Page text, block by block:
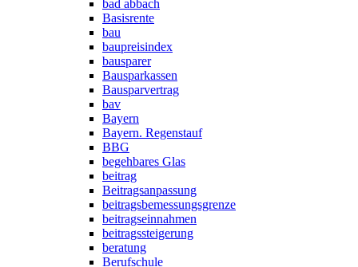
bad abbach
Basisrente
bau
baupreisindex
bausparer
Bausparkassen
Bausparvertrag
bav
Bayern
Bayern. Regenstauf
BBG
begehbares Glas
beitrag
Beitragsanpassung
beitragsbemessungsgrenze
beitragseinnahmen
beitragssteigerung
beratung
Berufschule